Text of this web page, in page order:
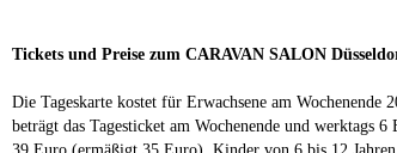
Tickets und Preise zum CARAVAN SALON
Die Tageskarte kostet für Erwachsene am
beträgt das Tagesticket am Wochenende und